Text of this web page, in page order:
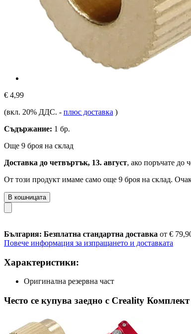
€ 4,99
(вкл. 20% ДДС. - плюс доставка )
Съдържание: 1 бр.
Още 9 броя на склад
Доставка до четвъртък, 13. август, ако поръчате до
От този продукт имаме само още 9 броя на склад.
В кошницата
България: Безплатна стандартна доставка от €
Повече информация за изпращането и доставката
Характеристики:
Оригинална резервна част
Често се купува заедно с Creality